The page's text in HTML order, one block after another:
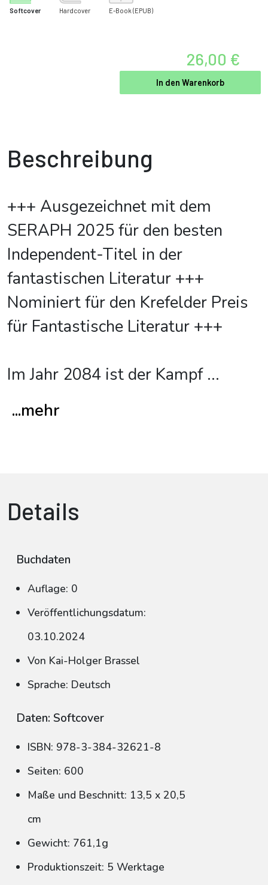
Softcover Hardcover E-Book (EPUB)
26,00 €
In den Warenkorb
Beschreibung
+++ Ausgezeichnet mit dem
SERAPH 2025 für den besten
Independent-Titel in der
fantastischen Literatur +++
Nominiert für den Krefelder Preis
für Fantastische Literatur +++
Im Jahr 2084 ist der Kampf...
...mehr
Details
Buchdaten
Auflage: 0
Veröffentlichungsdatum:
03.10.2024
Von Kai-Holger Brassel
Sprache: Deutsch
Daten: Softcover
ISBN: 978-3-384-32621-8
Seiten: 600
Maße und Beschnitt: 13,5 x 20,5
cm
Gewicht: 761,1g
Produktionszeit: 5 Werktage